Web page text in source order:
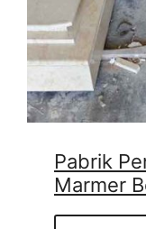
Pabrik
Marmer